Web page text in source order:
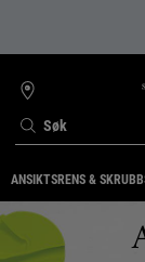
Søk
FINN
BUTIKK
ANSIKTSRENS &